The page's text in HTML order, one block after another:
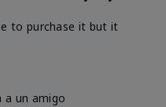
to purchase it but it
a un amigo